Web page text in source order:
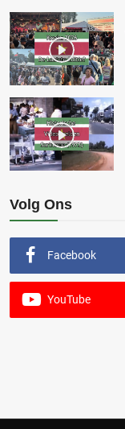
Volg Ons
Facebook
YouTube